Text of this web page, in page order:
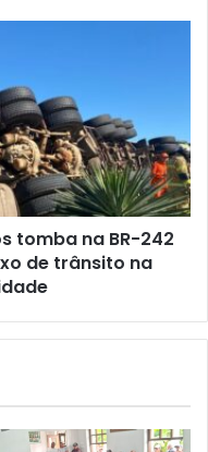
tomba na BR-242
de trânsito na